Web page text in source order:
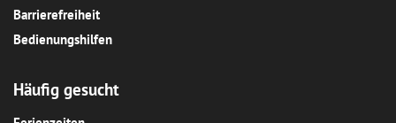
Barrierefreiheit
Bedienungshilfen
Häufig gesucht